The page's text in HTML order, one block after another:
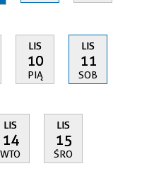
LIS
10
PIĄ
LIS
11
SOB
LIS
14
WTO
LIS
15
ŚRO